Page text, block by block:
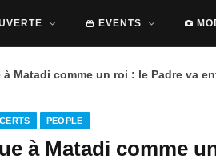
EVENTS
à Matadi comme un roi : le Padre va
PEOPLE
à Matadi comme